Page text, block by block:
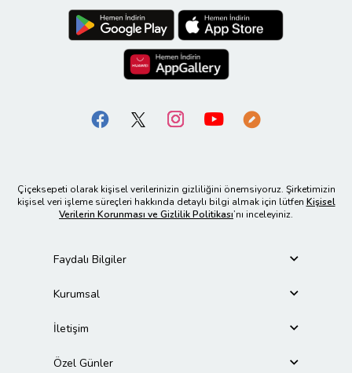
Çiçeksepeti olarak kişisel verilerinizin gizliliğini önemsiyoruz. Şirketimizin
kişisel veri işleme süreçleri hakkında detaylı bilgi almak için lütfen Kişisel
Verilerin Korunması ve Gizlilik Politikası’nı inceleyiniz.
Faydalı Bilgiler
Kurumsal
İletişim
Özel Günler